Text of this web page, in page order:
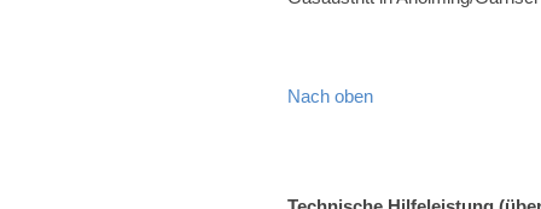
Nach oben